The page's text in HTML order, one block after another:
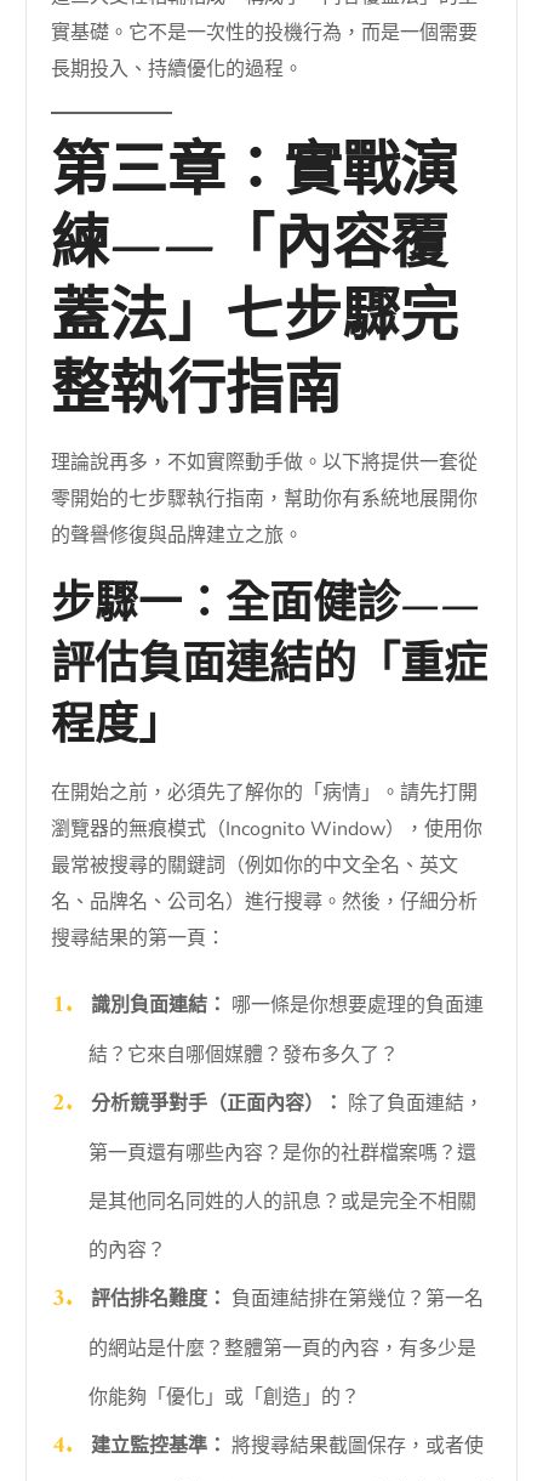
實基礎。它不是一次性的投機行為，而是一個需要
長期投入、持續優化的過程。
第三章：實戰演
練——「內容覆
蓋法」七步驟完
整執行指南
理論說再多，不如實際動手做。以下將提供一套從
零開始的七步驟執行指南，幫助你有系統地展開你
的聲譽修復與品牌建立之旅。
步驟一：全面健診——
評估負面連結的「重症
程度」
在開始之前，必須先了解你的「病情」。請先打開
瀏覽器的無痕模式（Incognito Window），使用你
最常被搜尋的關鍵詞（例如你的中文全名、英文
名、品牌名、公司名）進行搜尋。然後，仔細分析
搜尋結果的第一頁：
識別負面連結： 哪一條是你想要處理的負面連
結？它來自哪個媒體？發布多久了？
分析競爭對手（正面內容）： 除了負面連結，
第一頁還有哪些內容？是你的社群檔案嗎？還
是其他同名同姓的人的訊息？或是完全不相關
的內容？
評估排名難度： 負面連結排在第幾位？第一名
的網站是什麼？整體第一頁的內容，有多少是
你能夠「優化」或「創造」的？
建立監控基準： 將搜尋結果截圖保存，或者使